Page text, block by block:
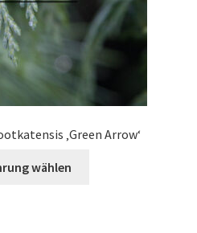
werden
‚Green Arrow‘
wählen